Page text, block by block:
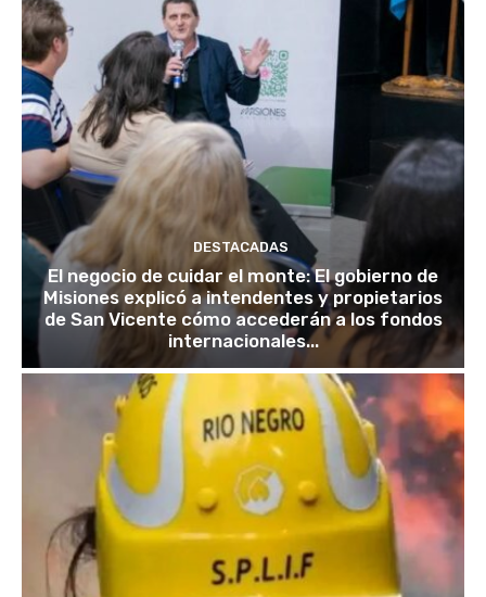
DESTACADAS
El negocio de cuidar el monte: El gobierno de
Misiones explicó a intendentes y propietarios
de San Vicente cómo accederán a los fondos
internacionales...